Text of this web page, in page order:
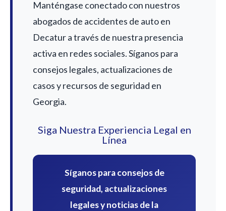
Manténgase conectado con nuestros
abogados de accidentes de auto en
Decatur a través de nuestra presencia
activa en redes sociales. Síganos para
consejos legales, actualizaciones de
casos y recursos de seguridad en
Georgia.
Siga Nuestra Experiencia Legal en
Línea
Síganos para consejos de
seguridad, actualizaciones
legales y noticias de la